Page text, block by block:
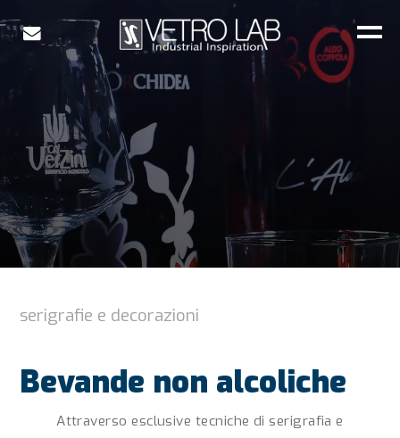
serigrafie e decorazioni
Bevande non alcoliche
Attraverso esclusive tecniche di serigrafia e